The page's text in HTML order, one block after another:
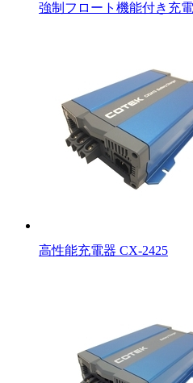
強制フロート機能付き充
高性能充電器 CX-2425